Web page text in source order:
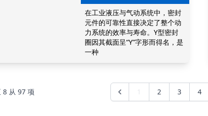
在工业液压与气动系统中，密封
元件的可靠性直接决定了整个动
力系统的效率与寿命。Y型密封
圈因其截面呈“Y”字形而得名，是
一种
8从 97项 1 2 3 4